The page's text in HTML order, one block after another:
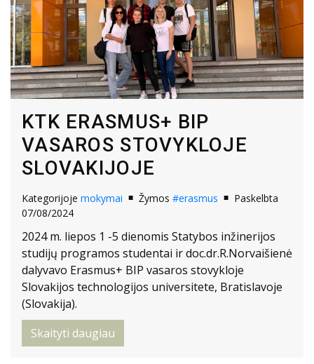
KTK ERASMUS+ BIP
VASAROS STOVYKLOJE
SLOVAKIJOJE
Kategorijoje mokymai Žymos #erasmus
Paskelbta
07/08/2024
2024 m. liepos 1 -5 dienomis Statybos inžinerijos
studijų programos studentai ir doc.dr.R.Norvaišienė
dalyvavo Erasmus+ BIP vasaros stovykloje
Slovakijos technologijos universitete, Bratislavoje
(Slovakija).
Skaityti daugiau